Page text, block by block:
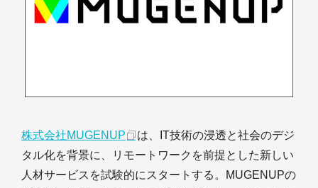
株式会社MUGENUP
は、IT技術の浸透と社会のデジ
タル化を背景に、リモートワークを前提とした新しい
人材サービスを試験的にスタートする。MUGENUPの